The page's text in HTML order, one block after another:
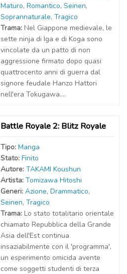
Maturo, Romantico, Seinen,
Soprannaturale, Tragico
Trama: Nel Giappone medievale, le
sette ninja di Iga e di Koga sono
vincolate da un patto di non
aggressione firmato dopo quasi
quattrocento anni di guerra dal
signore feudale Hanzo Hattori
nell'era Tokugawa....
Battle Royale 2: Blitz Royale
Tipo: Manga
Stato: Finito
Autore: TAKAMI Koushun
Artista: Tomizawa Hitoshi
Generi: Azione, Drammatico,
Seinen, Tragico
Trama: Lo stato totalitario orientale
chiamato Repubblica della Grande
Asia dell'Est continua
insaziabilmente con il 'programma',
un esperimento omicida avente
come soggetti studenti di terza